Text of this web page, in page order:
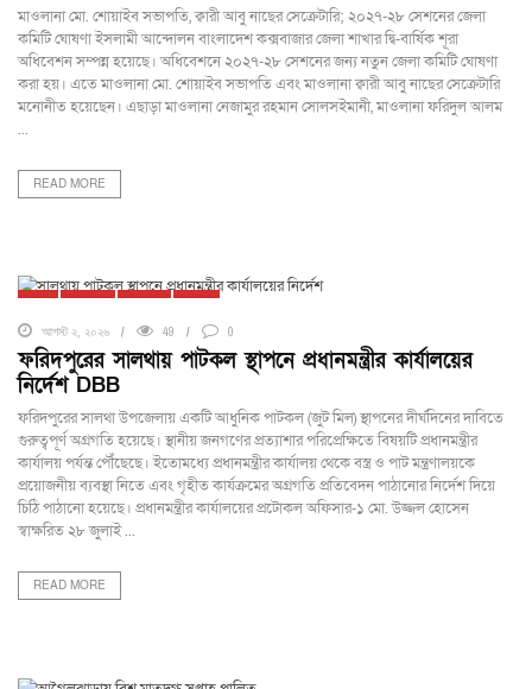
মাওলানা মো. শোয়াইব সভাপতি, ক্বারী আবু নাছের সেক্রেটারি; ২০২৭-২৮ সেশনের জেলা
কমিটি ঘোষণা ইসলামী আন্দোলন বাংলাদেশ কক্সবাজার জেলা শাখার দ্বি-বার্ষিক শূরা
অধিবেশন সম্পন্ন হয়েছে। অধিবেশনে ২০২৭-২৮ সেশনের জন্য নতুন জেলা কমিটি ঘোষণা
করা হয়। এতে মাওলানা মো. শোয়াইব সভাপতি এবং মাওলানা ক্বারী আবু নাছের সেক্রেটারি
মনোনীত হয়েছেন। এছাড়া মাওলানা নেজামুর রহমান সোলসইমানী, মাওলানা ফরিদুল আলম
...
READ MORE
ঢাকা দেশজুড়ে ফরিদপুর সালথা
আগস্ট ২, ২০২৬ 49 0
ফরিদপুরের সালথায় পাটকল স্থাপনে প্রধানমন্ত্রীর কার্যালয়ের
নির্দেশ DBB
ফরিদপুরের সালথা উপজেলায় একটি আধুনিক পাটকল (জুট মিল) স্থাপনের দীর্ঘদিনের দাবিতে
গুরুত্বপূর্ণ অগ্রগতি হয়েছে। স্থানীয় জনগণের প্রত্যাশার পরিপ্রেক্ষিতে বিষয়টি প্রধানমন্ত্রীর
কার্যালয় পর্যন্ত পৌঁছেছে। ইতোমধ্যে প্রধানমন্ত্রীর কার্যালয় থেকে বস্ত্র ও পাট মন্ত্রণালয়কে
প্রয়োজনীয় ব্যবস্থা নিতে এবং গৃহীত কার্যক্রমের অগ্রগতি প্রতিবেদন পাঠানোর নির্দেশ দিয়ে
চিঠি পাঠানো হয়েছে। প্রধানমন্ত্রীর কার্যালয়ের প্রটোকল অফিসার-১ মো. উজ্জল হোসেন
স্বাক্ষরিত ২৮ জুলাই ...
READ MORE